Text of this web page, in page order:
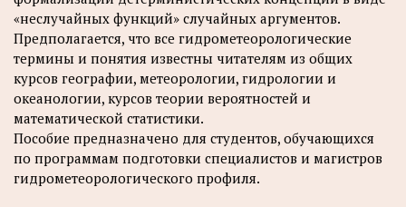
«неслучайных функций» случайных аргументов.
Предполагается, что все гидрометеорологические
термины и понятия известны читателям из общих
курсов географии, метеорологии, гидрологии и
океанологии, курсов теории вероятностей и
математической статистики.
Пособие предназначено для студентов, обучающихся
по программам подготовки специалистов и магистров
гидрометеорологического профиля.